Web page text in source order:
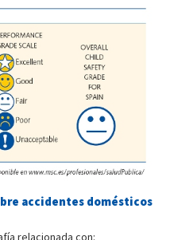
accidentes domésticos
relacionada con: